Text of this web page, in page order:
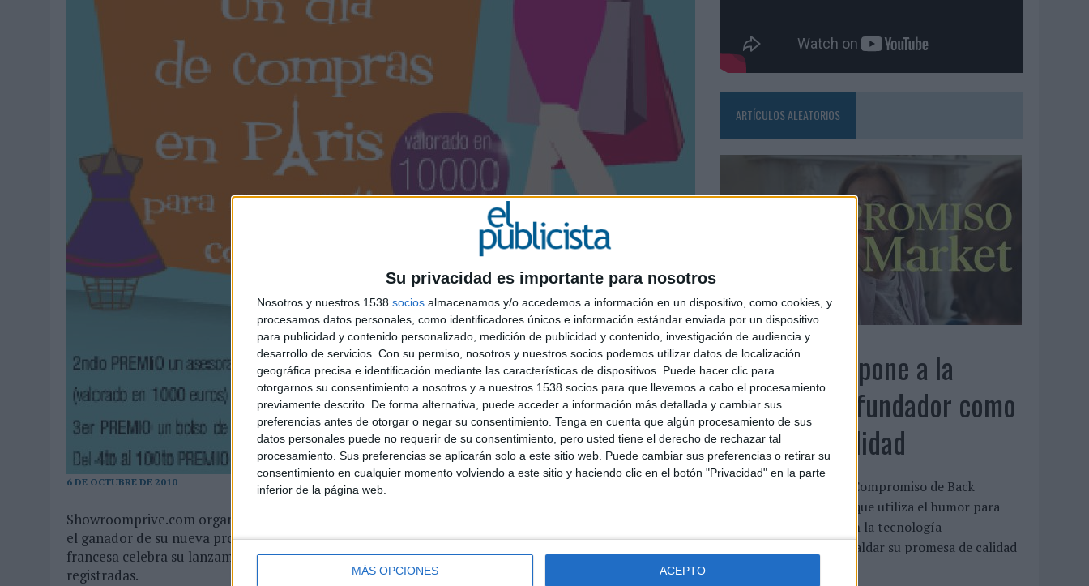
Su privacidad es importante para nosotros
Nosotros y nuestros 1538 socios almacenamos y/o accedemos a información en un dispositivo, como cookies, y
procesamos datos personales, como identificadores únicos e información estándar enviada por un dispositivo
para publicidad y contenido personalizado, medición de publicidad y contenido, investigación de audiencia y
desarrollo de servicios. Con su permiso, nosotros y nuestros socios podemos utilizar datos de localización
geográfica precisa e identificación mediante las características de dispositivos. Puede hacer clic para
otorgarnos su consentimiento a nosotros y a nuestros 1538 socios para que llevemos a cabo el procesamiento
previamente descrito. De forma alternativa, puede acceder a información más detallada y cambiar sus
preferencias antes de otorgar o negar su consentimiento. Tenga en cuenta que algún procesamiento de sus
datos personales puede no requerir de su consentimiento, pero usted tiene el derecho de rechazar tal
procesamiento. Sus preferencias se aplicarán solo a este sitio web. Puede cambiar sus preferencias o retirar su
consentimiento en cualquier momento volviendo a este sitio y haciendo clic en el botón "Privacidad" en la parte
inferior de la página web.
MÁS OPCIONES ACEPTO
‘LA ÚNICA CERVEZA DEL MUNDO QUE SE DISFRUTA DOS VECES’, DE INUSUALY PARA CERVEZA CAPAZ
EL MÁLAGA CF CULMINA SU TRILOGÍA DE MARCA CON UNA CAMPAÑA QUE CELEBRA SU REGRESO A PRIMERA DIVISIÓN
6 DE OCTUBRE DE 2010
Showroomprive.com organiza un día de compras en un establecimiento exclusivamente cerrado para
el ganador de su nueva prooción y sus amigs en París valorado en 10.000 euros. La compañía
francesa celebra su lanzamiento en España con más de 100 premios de moda para sus usuarias
registradas.
ARTÍCULOS ALEATORIOS
03/08/2026
Back Market pone a la
madre de su fundador como
aval de su calidad
La compañía lanza ‘El Compromiso de Back
Market’, una campaña que utiliza el humor para
reforzar la confianza en la tecnología
reacondicionada y respaldar su promesa de calidad